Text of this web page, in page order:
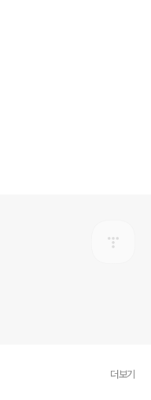
더보기